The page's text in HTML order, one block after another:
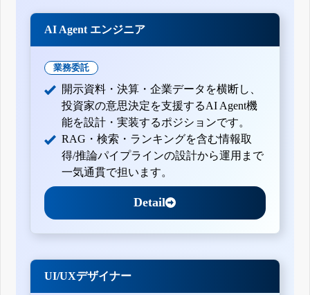
AI Agent エンジニア
業務委託
開示資料・決算・企業データを横断し、
投資家の意思決定を支援するAI Agent機
能を設計・実装するポジションです。
RAG・検索・ランキングを含む情報取
得/推論パイプラインの設計から運用まで
一気通貫で担います。
Detail
UI/UXデザイナー